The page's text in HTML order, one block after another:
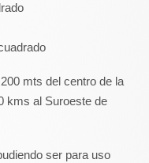
mts del centro de la
kms al Suroeste de
ser para uso